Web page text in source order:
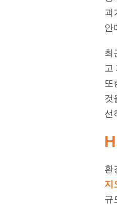
괴
안
최
고
또
것
선
환
지
규